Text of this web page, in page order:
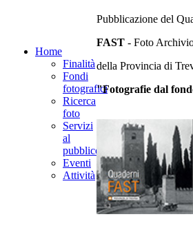
Home
Finalità
Fondi
fotografici
Ricerca
foto
Servizi
al
pubblico
Eventi
Attività
Pubblicazione del
FAST - Foto
della Provincia di
"Fotografie dal